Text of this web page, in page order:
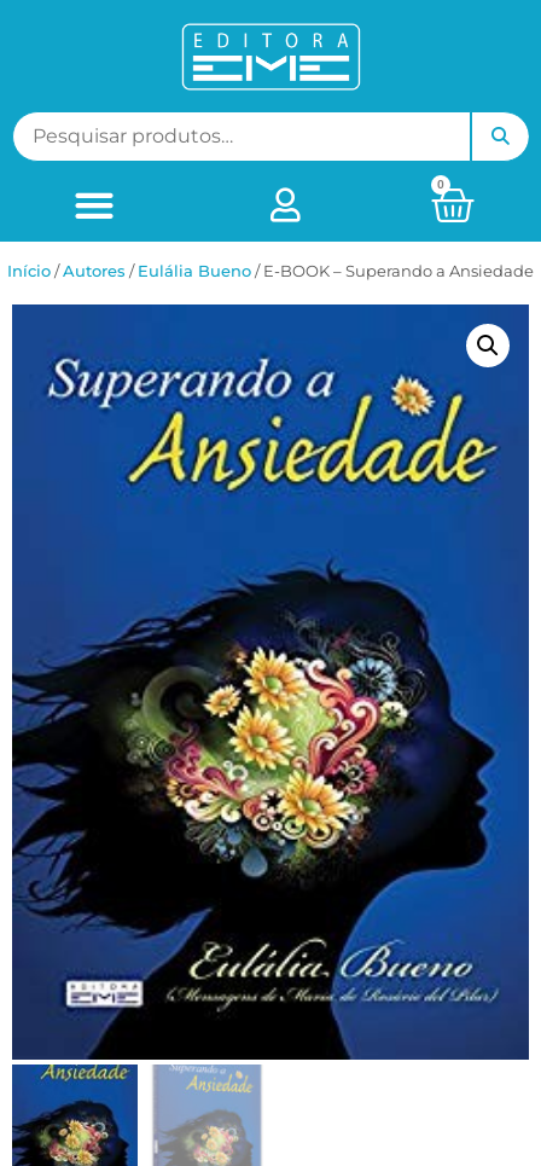
0
Início/ㅤAutores /Eulália Bueno/ E-BOOK – Superando a Ansiedade